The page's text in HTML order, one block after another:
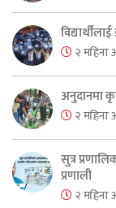
२ महिना
अनुदानमा
२ महिना
सुत्र
प्रणाली
२ महिना